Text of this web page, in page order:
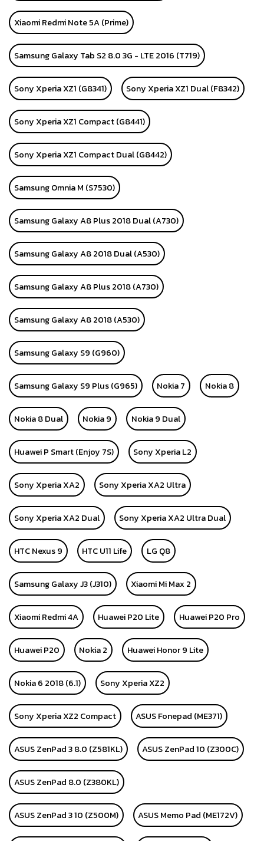
Xiaomi Redmi Note 5A (Prime)
Samsung Galaxy Tab S2 8.0 3G - LTE 2016 (T719)
Sony Xperia XZ1 (G8341) Sony Xperia XZ1 Dual (F8342)
Sony Xperia XZ1 Compact (G8441)
Sony Xperia XZ1 Compact Dual (G8442)
Samsung Omnia M (S7530)
Samsung Galaxy A8 Plus 2018 Dual (A730)
Samsung Galaxy A8 2018 Dual (A530)
Samsung Galaxy A8 Plus 2018 (A730)
Samsung Galaxy A8 2018 (A530)
Samsung Galaxy S9 (G960)
Samsung Galaxy S9 Plus (G965) Nokia 7 Nokia 8
Nokia 8 Dual Nokia 9 Nokia 9 Dual
Huawei P Smart (Enjoy 7S) Sony Xperia L2
Sony Xperia XA2 Sony Xperia XA2 Ultra
Sony Xperia XA2 Dual Sony Xperia XA2 Ultra Dual
HTC Nexus 9 HTC U11 Life LG Q8
Samsung Galaxy J3 (J310) Xiaomi Mi Max 2
Xiaomi Redmi 4A Huawei P20 Lite Huawei P20 Pro
Huawei P20 Nokia 2 Huawei Honor 9 Lite
Nokia 6 2018 (6.1) Sony Xperia XZ2
Sony Xperia XZ2 Compact ASUS Fonepad (ME371)
ASUS ZenPad 3 8.0 (Z581KL) ASUS ZenPad 10 (Z300C)
ASUS ZenPad 8.0 (Z380KL)
ASUS ZenPad 3 10 (Z500M) ASUS Memo Pad (ME172V)